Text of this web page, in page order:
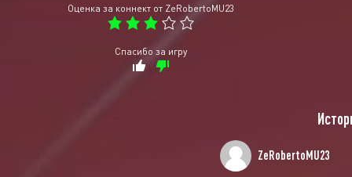
Оценка за коннект от ZeRobertoMU23
Спасибо за игру
ZeRobertoMU23